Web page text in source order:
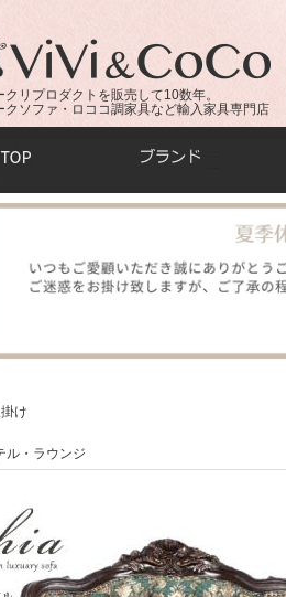
クリプロダクトを販売して10数年。
クソファ・ロココ調家具など輸入家具専門店
け
ル・ラウンジ